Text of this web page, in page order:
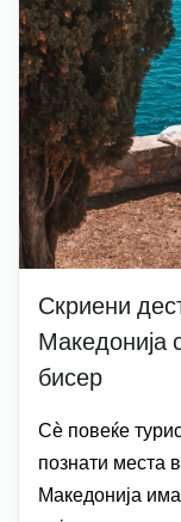
Скриени
Македонија
бисер
Сѐ повеќе
познати места
Македонија